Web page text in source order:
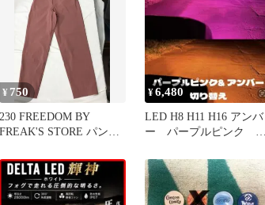
¥ 750
230 FREEDOM BY
FREAK'S STORE パンツ
¥6,480
LED H8 H11 H16 アンバ
ー パープルピンク 切